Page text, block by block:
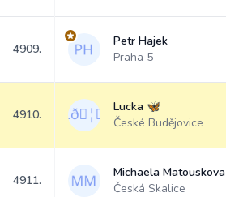
4909.
Petr Hajek
Praha 5
4910.
Lucka 🦋
České Budějovice
4911.
Michaela Matouskova
Česká Skalice